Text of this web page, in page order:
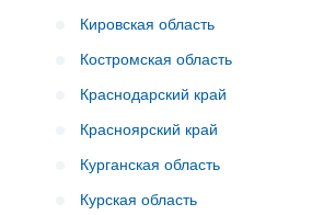
Кировская область
Костромская область
Краснодарский край
Красноярский край
Курганская область
Курская область